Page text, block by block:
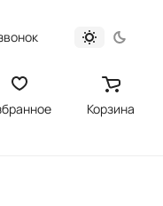
Корзина